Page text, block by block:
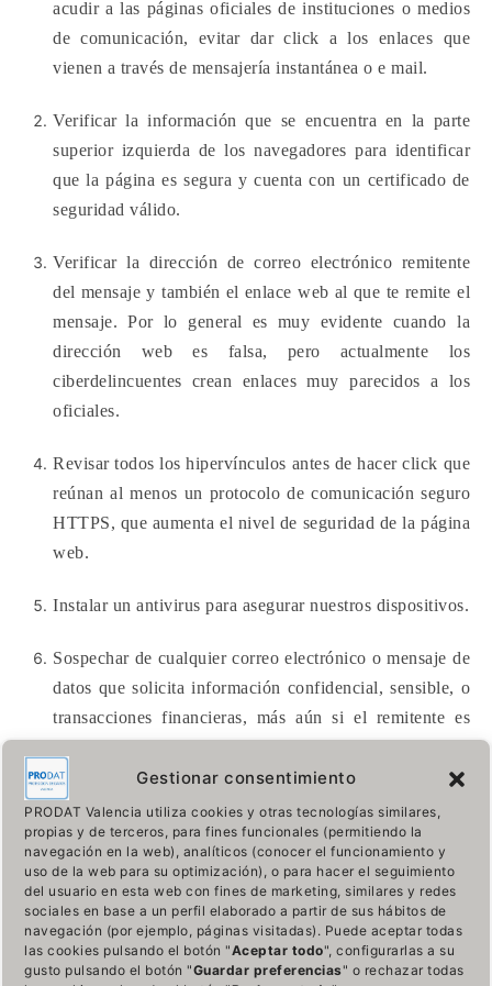
Gestionar consentimiento
PRODAT Valencia utiliza cookies y otras tecnologías similares,
propias y de terceros, para fines funcionales (permitiendo la
navegación en la web), analíticos (conocer el funcionamiento y
uso de la web para su optimización), o para hacer el seguimiento
del usuario en esta web con fines de marketing, similares y redes
sociales en base a un perfil elaborado a partir de sus hábitos de
navegación (por ejemplo, páginas visitadas). Puede aceptar todas
las cookies pulsando el botón "Aceptar todo", configurarlas a su
gusto pulsando el botón "Guardar preferencias" o rechazar todas
acudir a las páginas oficiales de instituciones o medios
de comunicación, evitar dar click a los enlaces que
vienen a través de mensajería instantánea o e mail.
Verificar la información que se encuentra en la parte
superior izquierda de los navegadores para identificar
que la página es segura y cuenta con un certificado de
seguridad válido.
Verificar la dirección de correo electrónico remitente
del mensaje y también el enlace web al que te remite el
mensaje. Por lo general es muy evidente cuando la
dirección web es falsa, pero actualmente los
ciberdelincuentes crean enlaces muy parecidos a los
oficiales.
Revisar todos los hipervínculos antes de hacer click que
reúnan al menos un protocolo de comunicación seguro
HTTPS, que aumenta el nivel de seguridad de la página
web.
Instalar un antivirus para asegurar nuestros dispositivos.
Sospechar de cualquier correo electrónico o mensaje de
datos que solicita información confidencial, sensible, o
transacciones financieras, más aún si el remitente es
institucional, fijarse en las recomendaciones anteriores.
Sospechar de las solicitudes de información de carácter
personal, a través de la web que has llegado siguiendo
un enlace contenido en un mensaje o correo
electrónico. Es mejor que te cerciores si el
procedimiento de petición de datos es correcto
ingresando directamente a la página web oficial.